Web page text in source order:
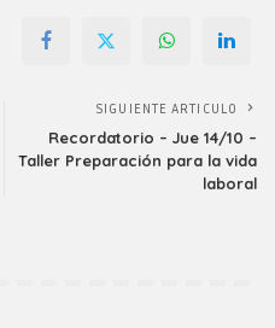
SIGUIENTE ARTICULO
Recordatorio – Jue 14/10 –
Taller Preparación para la vida
laboral